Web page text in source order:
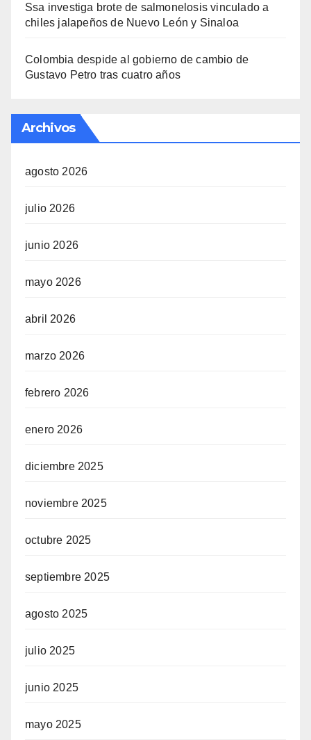
Ssa investiga brote de salmonelosis vinculado a
chiles jalapeños de Nuevo León y Sinaloa
Colombia despide al gobierno de cambio de
Gustavo Petro tras cuatro años
Archivos
agosto 2026
julio 2026
junio 2026
mayo 2026
abril 2026
marzo 2026
febrero 2026
enero 2026
diciembre 2025
noviembre 2025
octubre 2025
septiembre 2025
agosto 2025
julio 2025
junio 2025
mayo 2025